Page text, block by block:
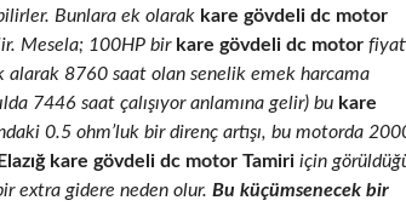
Bunlara ek olarak kare gövdeli dc motor
Mesela; 100HP birkare gövdeli dc motor
8760 saat olan senelik emek harcama
7446 saat çalışıyor anlamına gelir) bu kare
0.5 ohm’luk bir direnç artışı, bu motorda
kare gövdeli dc motor Tamiri için
extra gidere neden olur. Bu küçümsenecek bir